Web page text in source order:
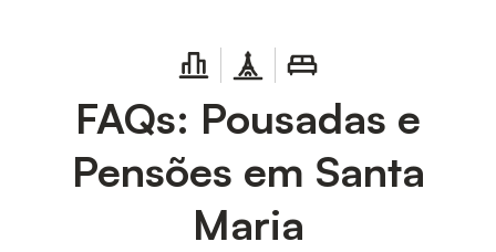
FAQs: Pousadas e
Pensões em Santa
Maria